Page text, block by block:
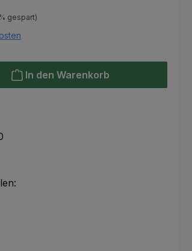
gespart)
Wert ein oder benutze die Schaltflächen
In den Warenkorb